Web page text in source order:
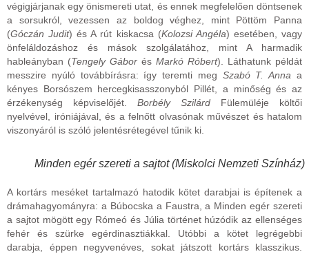
végigjárjanak egy önismereti utat, és ennek megfelelően döntsenek
a sorsukról, vezessen az boldog véghez, mint Pöttöm Panna
(Góczán Judit) és A rút kiskacsa (Kolozsi Angéla) esetében, vagy
önfeláldozáshoz és mások szolgálatához, mint A harmadik
hableányban (Tengely Gábor és Markó Róbert). Láthatunk példát
messzire nyúló továbbírásra: így teremti meg Szabó T. Anna a
kényes Borsószem hercegkisasszonyból Pillét, a minőség és az
érzékenység képviselőjét. Borbély Szilárd Fülemüléje költői
nyelvével, iróniájával, és a felnőtt olvasónak művészet és hatalom
viszonyáról is szóló jelentésrétegével tűnik ki.
Minden egér szereti a sajtot (Miskolci Nemzeti Színház)
A kortárs meséket tartalmazó hatodik kötet darabjai is építenek a
drámahagyományra: a Búbocska a Faustra, a Minden egér szereti
a sajtot mögött egy Rómeó és Júlia történet húzódik az ellenséges
fehér és szürke egérdinasztiákkal. Utóbbi a kötet legrégebbi
darabja, éppen negyvenéves, sokat játszott kortárs klasszikus.